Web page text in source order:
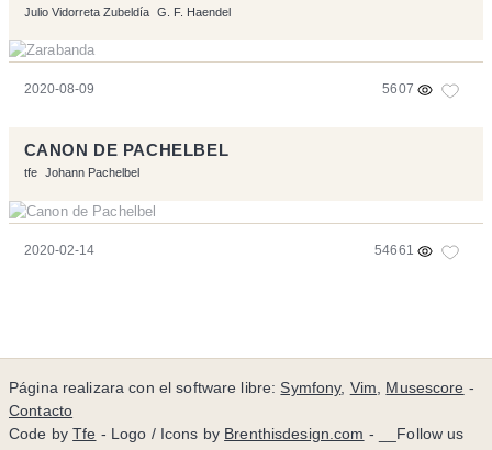
Julio Vidorreta Zubeldía G. F. Haendel
2020-08-09 5607
CANON DE PACHELBEL
tfe Johann Pachelbel
2020-02-14 54661
Página realizara con el software libre:Symfony, Vim, Musescore -
Contacto
Code byTfe - Logo / Icons by Brenthisdesign.com - __Follow us